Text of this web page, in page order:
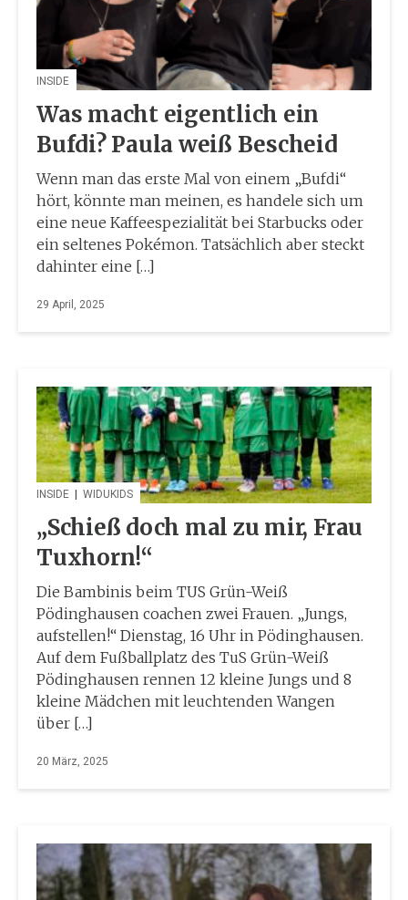
INSIDE
Was macht eigentlich ein
Bufdi? Paula weiß Bescheid
Wenn man das erste Mal von einem „Bufdi“
hört, könnte man meinen, es handele sich um
eine neue Kaffeespezialität bei Starbucks oder
ein seltenes Pokémon. Tatsächlich aber steckt
dahinter eine […]
29 April, 2025
INSIDE | WIDUKIDS
„Schieß doch mal zu mir, Frau
Tuxhorn!“
Die Bambinis beim TUS Grün-Weiß
Pödinghausen coachen zwei Frauen. „Jungs,
aufstellen!“ Dienstag, 16 Uhr in Pödinghausen.
Auf dem Fußballplatz des TuS Grün-Weiß
Pödinghausen rennen 12 kleine Jungs und 8
kleine Mädchen mit leuchtenden Wangen
über […]
20 März, 2025